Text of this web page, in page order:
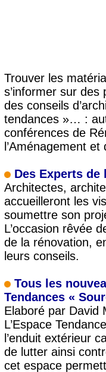
Trouver les
s’informer sur
des conseils
tendances »… :
conférences de
l’Aménagement
Des Experts de
Architectes,
accueilleront les
soumettre son
L’occasion rêvée
de la rénovation,
leurs conseils.
Tous les
Tendances «
Elaboré par David
L’Espace
l’enduit extérieur
de lutter ainsi
cet espace